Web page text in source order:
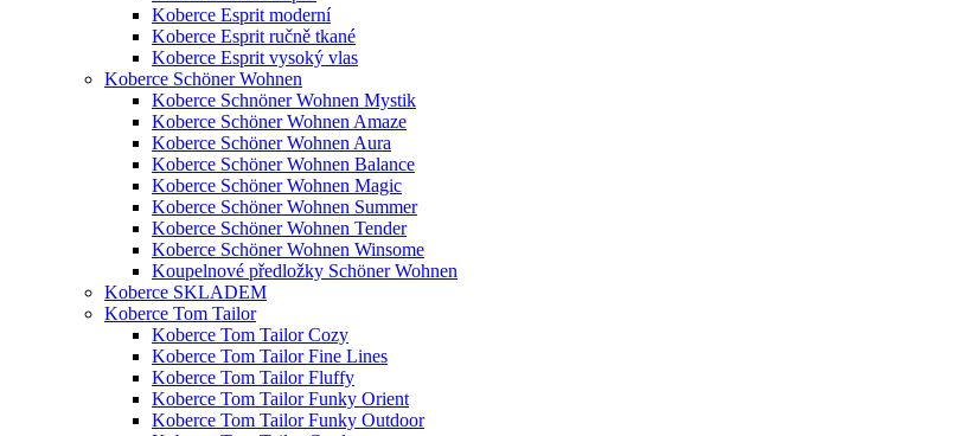
Koberce Esprit moderní
Koberce Esprit ručně tkané
Koberce Esprit vysoký vlas
Koberce Schöner Wohnen
Koberce Schnöner Wohnen Mystik
Koberce Schöner Wohnen Amaze
Koberce Schöner Wohnen Aura
Koberce Schöner Wohnen Balance
Koberce Schöner Wohnen Magic
Koberce Schöner Wohnen Summer
Koberce Schöner Wohnen Tender
Koberce Schöner Wohnen Winsome
Koupelnové předložky Schöner Wohnen
Koberce SKLADEM
Koberce Tom Tailor
Koberce Tom Tailor Cozy
Koberce Tom Tailor Fine Lines
Koberce Tom Tailor Fluffy
Koberce Tom Tailor Funky Orient
Koberce Tom Tailor Funky Outdoor